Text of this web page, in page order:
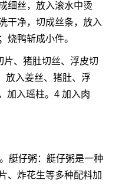
细丝，放入滚水中烫
干净，切成丝条，放入
烧鸭斩成小件。
片、猪肚切丝、浮皮切
放入姜丝、猪肚、浮
加入瑶柱。4 加入肉
艇仔粥：艇仔粥是一种
、炸花生等多种配料加